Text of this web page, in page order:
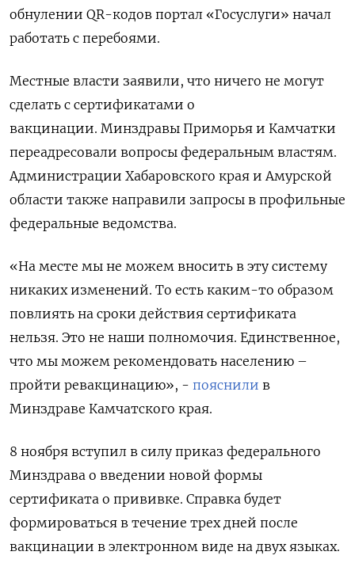
обнулении QR-кодов портал «Госуслуги» начал
работать с перебоями.
Местные власти заявили, что ничего не могут
сделать с сертификатами о
вакцинации. Минздравы Приморья и Камчатки
переадресовали вопросы федеральным властям.
Администрации Хабаровского края и Амурской
области также направили запросы в профильные
федеральные ведомства.
«На месте мы не можем вносить в эту систему
никаких изменений. То есть каким-то образом
повлиять на сроки действия сертификата
нельзя. Это не наши полномочия. Единственное,
что мы можем рекомендовать населению –
пройти ревакцинацию», - пояснили в
Минздраве Камчатского края.
8 ноября вступил в силу приказ федерального
Минздрава о введении новой формы
сертификата о прививке. Справка будет
формироваться в течение трех дней после
вакцинации в электронном виде на двух языках.